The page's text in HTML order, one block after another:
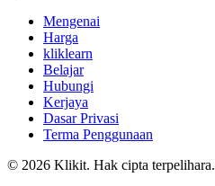
Mengenai
Harga
kliklearn
Belajar
Hubungi
Kerjaya
Dasar Privasi
Terma Penggunaan
© 2026 Klikit. Hak cipta terpelihara.